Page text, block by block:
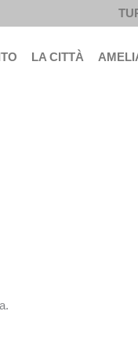
LA CITTÀ